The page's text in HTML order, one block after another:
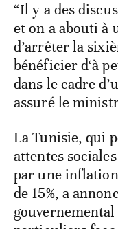
“Il y a des
et on a abouti à
d’arrêter la
bénéficier d‘à
dans le cadre
assuré le
La Tunisie, qui
attentes
par une inflation
de 15%, a